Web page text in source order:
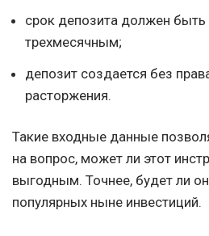
срок депозита должен
трехмесячным;
депозит создается без
расторжения.
Такие входные данные
на вопрос, может ли этот
выгодным. Точнее, будет ли
популярных ныне инвестиций.